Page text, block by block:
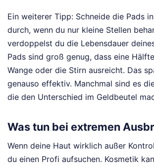
Ein weiterer Tipp: Schneide die Pads
durch, wenn du nur kleine Stellen
verdoppelst du die Lebensdauer
Pads sind groß genug, dass eine
Wange oder die Stirn ausreicht. Das
genauso effektiv. Manchmal sind es
die den Unterschied im Geldbeutel
Was tun bei extremen
Wenn deine Haut wirklich außer
du einen Profi aufsuchen. Kosmetik